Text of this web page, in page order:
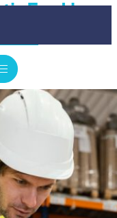
Em Um
As